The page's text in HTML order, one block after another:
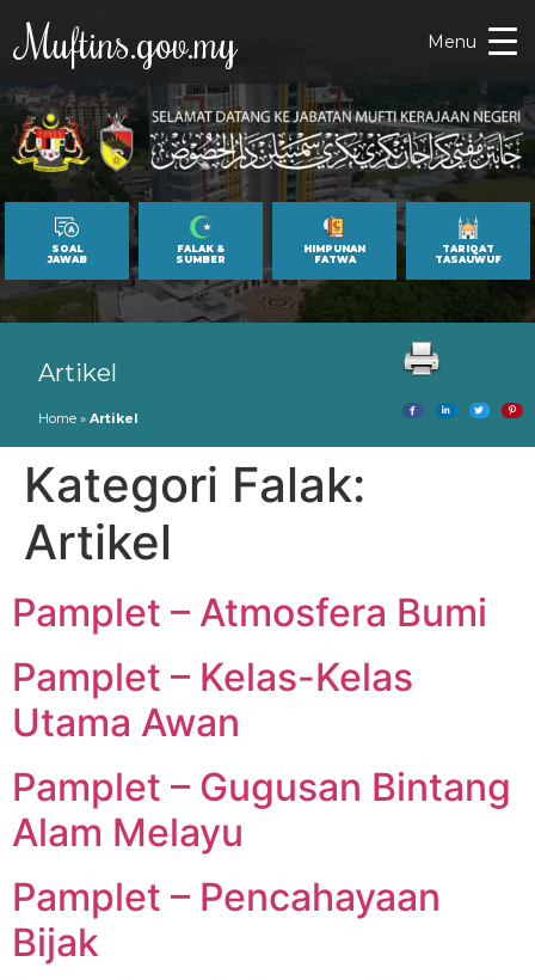
Muftins.gov.my Menu
SOAL
JAWAB
FALAK &
SUMBER
HIMPUNAN
FATWA
TARIQAT
TASAUWUF
Artikel
Home » Artikel
Kategori Falak:
Artikel
Pamplet – Atmosfera Bumi
Pamplet – Kelas-Kelas
Utama Awan
Pamplet – Gugusan Bintang
Alam Melayu
Pamplet – Pencahayaan
Bijak